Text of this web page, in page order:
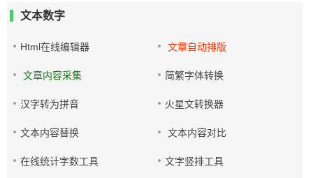
文本数字
Html在线编辑器 文章自动排版
文章内容采集 简繁字体转换
汉字转为拼音 火星文转换器
文本内容替换 文本内容对比
在线统计字数工具 文字竖排工具